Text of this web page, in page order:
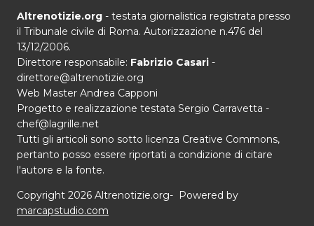
Altrenotizie.org - testata giornalistica registrata presso
il Tribunale civile di Roma. Autorizzazione n.476 del
13/12/2006.
Direttore responsabile: Fabrizio Casari -
direttore@altrenotizie.org
Web Master Andrea Capponi
Progetto e realizzazione testata Sergio Carravetta -
chef@lagrille.net
Tutti gli articoli sono sotto licenza Creative Commons,
pertanto posso essere riportati a condizione di citare
l'autore e la fonte.
Copyright 2026 Altrenotizie.org- Powered by
marcapstudio.com